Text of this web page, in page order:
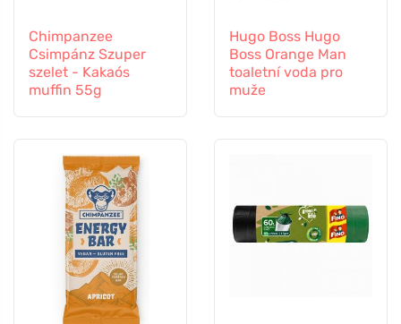
Chimpanzee
Csimpánz Szuper
szelet - Kakaós
muffin 55g
Hugo Boss Hugo
Boss Orange Man
toaletní voda pro
muže